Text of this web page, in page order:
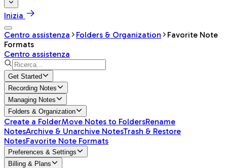
Inizia
Centro assistenza
Folders & Organization
Favorite Note
Formats
Centro assistenza
Get Started
Recording Notes
Managing Notes
Folders & Organization
Create a FolderMove Notes to FoldersRename
NotesArchive & Unarchive NotesTrash & Restore
NotesFavorite Note Formats
Preferences & Settings
Billing & Plans